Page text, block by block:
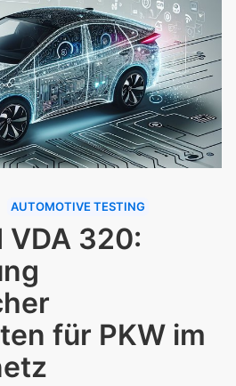
AUTOMOTIVE TESTING
VDA 320:
für PKW im